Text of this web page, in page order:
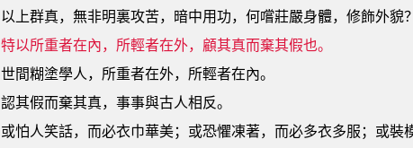
以上群真，無非明裏攻苦，暗中用功，何嚐莊嚴身體，修飾外貌？
特以所重者在內，所輕者在外，顧其真而棄其假也。
世間糊塗學人，所重者在外，所輕者在內。
認其假而棄其真，事事與古人相反。
或怕人笑話，而必衣巾華美；或恐懼凍著，而必多衣多服；或